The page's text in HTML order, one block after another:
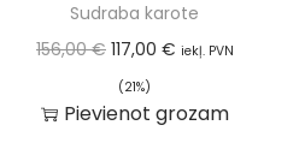
Sudraba karote
156,00€ 117,00 € iekļ. PVN
(21%)
Pievienot grozam